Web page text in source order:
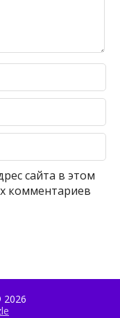
сайта в этом
комментариев